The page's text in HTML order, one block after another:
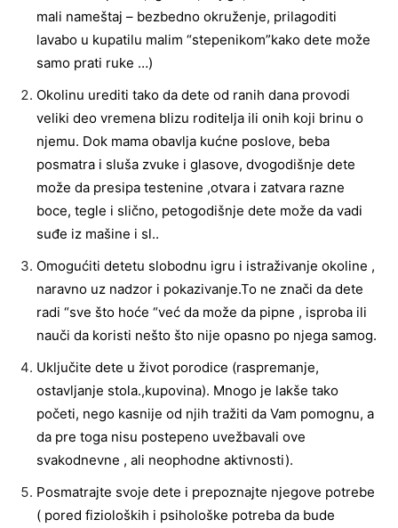
mali nameštaj – bezbedno okruženje, prilagoditi
lavabo u kupatilu malim “stepenikom”kako dete može
samo prati ruke …)
Okolinu urediti tako da dete od ranih dana provodi
veliki deo vremena blizu roditelja ili onih koji brinu o
njemu. Dok mama obavlja kućne poslove, beba
posmatra i sluša zvuke i glasove, dvogodišnje dete
može da presipa testenine ,otvara i zatvara razne
boce, tegle i slično, petogodišnje dete može da vadi
suđe iz mašine i sl..
Omogućiti detetu slobodnu igru i istraživanje okoline ,
naravno uz nadzor i pokazivanje.To ne znači da dete
radi “sve što hoće “već da može da pipne , isproba ili
nauči da koristi nešto što nije opasno po njega samog.
Uključite dete u život porodice (raspremanje,
ostavljanje stola.,kupovina). Mnogo je lakše tako
početi, nego kasnije od njih tražiti da Vam pomognu, a
da pre toga nisu postepeno uvežbavali ove
svakodnevne , ali neophodne aktivnosti).
Posmatrajte svoje dete i prepoznajte njegove potrebe
( pored fizioloških i psihološke potreba da bude